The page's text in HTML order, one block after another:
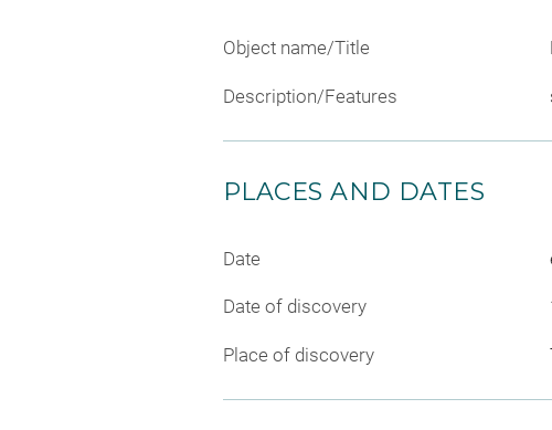
Object name/Title
Description/Features
PLACES AND DATES
Date
Date of discovery
Place of discovery